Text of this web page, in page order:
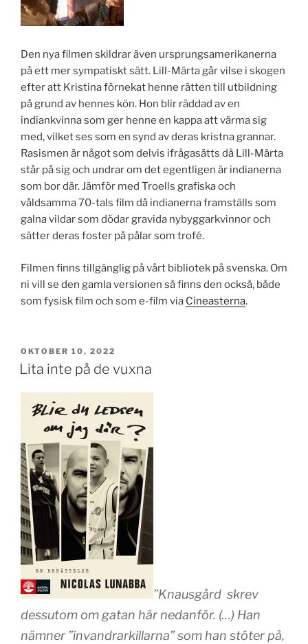
Den nya filmen skildrar även ursprungsamerikanerna
på ett mer sympatiskt sätt. Lill-Märta går vilse i skogen
efter att Kristina förnekat henne rätten till utbildning
på grund av hennes kön. Hon blir räddad av en
indiankvinna som ger henne en kappa att värma sig
med, vilket ses som en synd av deras kristna grannar.
Rasismen är något som delvis ifrågasätts då Lill-Märta
står på sig och undrar om det egentligen är indianerna
som bor där. Jämför med Troells grafiska och
våldsamma 70-tals film då indianerna framställs som
galna vildar som dödar gravida nybyggarkvinnor och
sätter deras foster på pålar som trofé.
Filmen finns tillgänglig på vårt bibliotek på svenska. Om
ni vill se den gamla versionen så finns den också, både
som fysisk film och som e-film via Cineasterna.
PUBLICERAT
OKTOBER 10, 2022
Lita inte på de vuxna
”Knausgård skrev
dessutom om gatan här nedanför. (…) Han
nämner ”invandrarkillarna” som han stöter på,